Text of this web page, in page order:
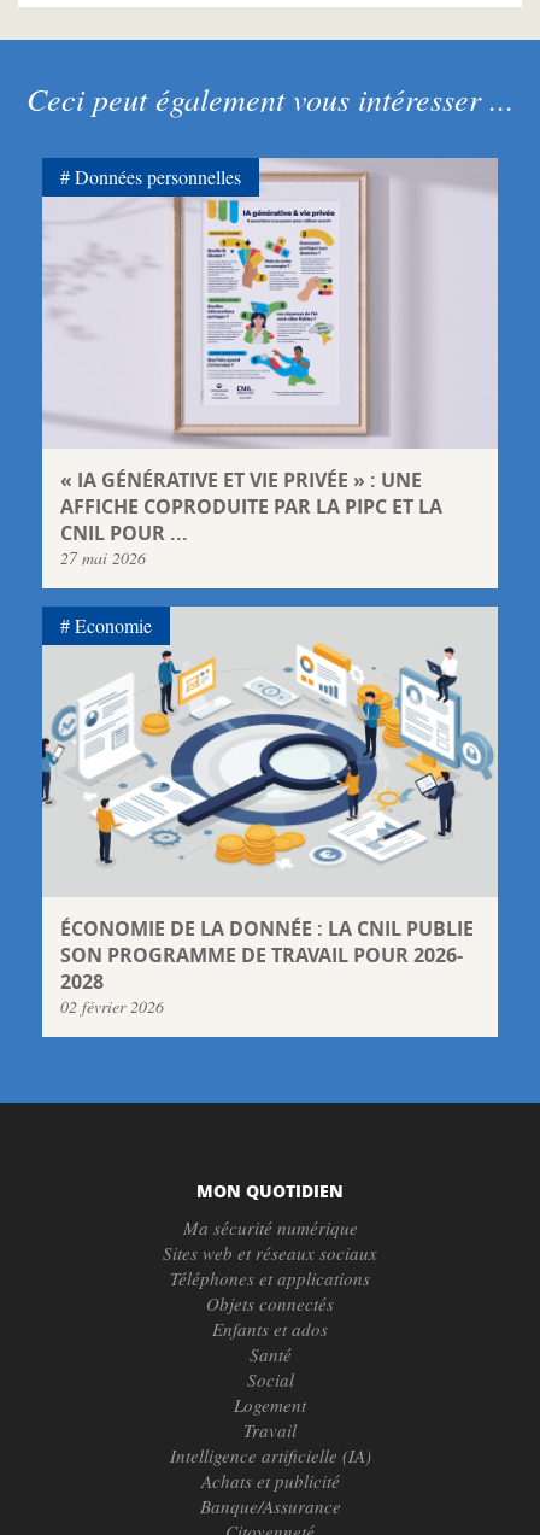
Ceci peut également vous intéresser ...
« IA GÉNÉRATIVE ET VIE PRIVÉE » : UNE
AFFICHE COPRODUITE PAR LA PIPC ET LA
CNIL POUR ...
27 mai 2026
Données personnelles
ÉCONOMIE DE LA DONNÉE : LA CNIL PUBLIE
SON PROGRAMME DE TRAVAIL POUR 2026-
2028
02 février 2026
Economie
MON QUOTIDIEN
Ma sécurité numérique
Sites web et réseaux sociaux
Téléphones et applications
Objets connectés
Enfants et ados
Santé
Social
Logement
Travail
Intelligence artificielle (IA)
Achats et publicité
Banque/Assurance